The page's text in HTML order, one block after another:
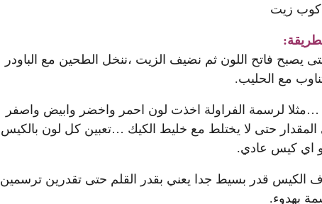
كوب زيت
فاتح اللون ثم نضيف الزيت ،ننخل الطحين مع الباودر
مع الحليب.
…مثلا لرسمة الفراولة اخذت لون احمر واخضر وابيض واصفر
حتى لا يختلط مع خليط الكيك …تعبين كل لون بالكيس
اي كيس عادي.
الكيس قدر بسيط جدا يعني بقدر القلم حتى تقدرين ترسمين
بهدوء.